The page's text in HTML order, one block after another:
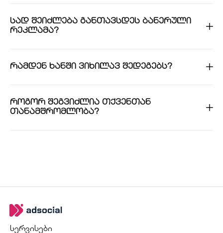
სად შეიძლება განთავსდეს ბანერული
რეკლამა?
რამდენ ხანში ვიხილავ შედეგებს?
როგორ შეგვიძლია თქვენთან
თანამშრომლობა?
სერვისები